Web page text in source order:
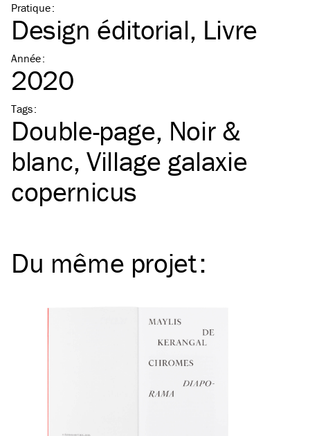
Pratique:
Design éditorial Livre
Année:
2020
Tags:
Double-page Noir &
blanc Village galaxie
copernicus
Du même projet: